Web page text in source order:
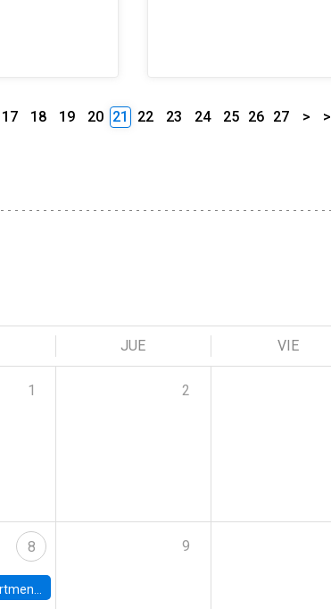
17 18 19 20 21 22 23 24 25 26 27 >
JUE VIE
1 2
8
James Robinson
9